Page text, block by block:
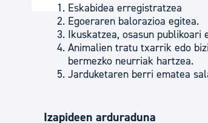
Eskabidea erregistratzea
Egoeraren balorazioa egitea.
Ikuskatzea, osasun publikoari
Animalien tratu txarrik edo
bermezko neurriak hartzea.
Jarduketaren berri ematea
Izapideen arduraduna